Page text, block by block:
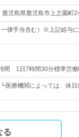
鹿児島県鹿児島市上之園
律手当含む）※上記給与
時間 1日7時間30分標準
医療機関によっては、休
る